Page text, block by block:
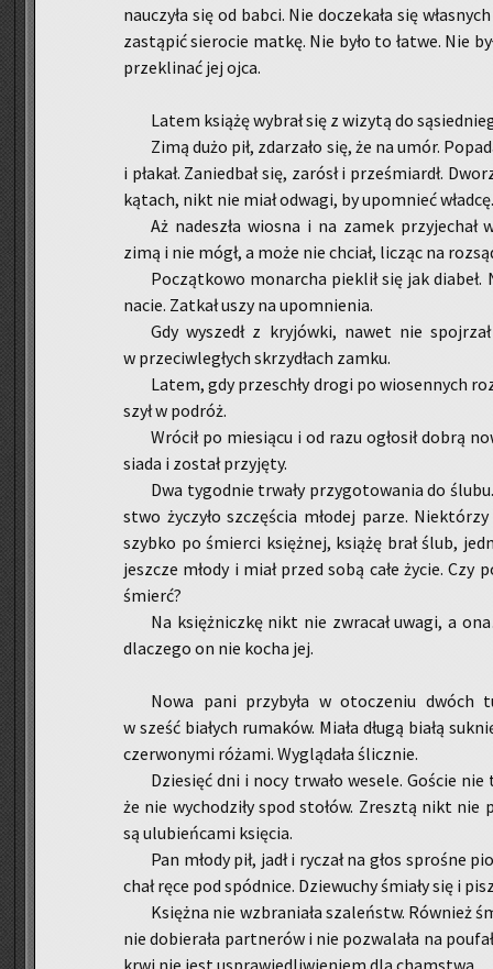
na­uczy­ła się od babci. Nie do­cze­ka­ła się
za­stą­pić sie­ro­cie matkę. Nie było to łatwe. Nie
prze­kli­nać jej ojca.
Latem ksią­żę wy­brał się z wi­zy­tą do
Zimą dużo pił, zda­rza­ło się, że na umór.
i pła­kał. Za­nie­dbał się, za­rósł i prze­śmiardł.
ką­tach, nikt nie miał od­wa­gi, by upo­mnieć wład­cę.
Aż na­de­szła wio­sna i na zamek przy­je­chał
zimą i nie mógł, a może nie chciał, li­cząc na
Po­cząt­ko­wo mo­nar­cha pie­klił się jak
na­cie. Za­tkał uszy na upo­mnie­nia.
Gdy wy­szedł z kry­jów­ki, nawet nie
w prze­ciw­le­głych skrzy­dłach zamku.
Latem, gdy prze­schły drogi po wio­sen­nych
szył w po­dróż.
Wró­cił po mie­sią­cu i od razu ogło­sił dobrą
sia­da i zo­stał przy­ję­ty.
Dwa ty­go­dnie trwa­ły przy­go­to­wa­nia do
stwo ży­czy­ło szczę­ścia mło­dej parze.
szyb­ko po śmier­ci księż­nej, ksią­żę brał ślub,
jesz­cze młody i miał przed sobą całe życie.
śmierć?
Na księż­nicz­kę nikt nie zwra­cał uwagi, a
dla­cze­go on nie kocha jej.
Nowa pani przy­by­ła w oto­cze­niu dwóch
w sześć bia­łych ru­ma­ków. Miała długą białą
czer­wo­ny­mi ró­ża­mi. Wy­glą­da­ła ślicz­nie.
Dzie­sięć dni i nocy trwa­ło we­se­le. Go­ście
że nie wy­cho­dzi­ły spod sto­łów. Zresz­tą nikt nie
są ulu­bień­ca­mi księ­cia.
Pan młody pił, jadł i ry­czał na głos spro­śne
chał ręce pod spód­ni­ce. Dzie­wu­chy śmia­ły się i
Księż­na nie wzbra­nia­ła sza­leństw. Rów­nież
nie do­bie­ra­ła part­ne­rów i nie po­zwa­la­ła na
krwi nie jest uspra­wie­dli­wie­niem dla cham­stwa.